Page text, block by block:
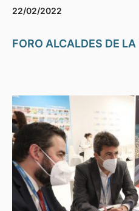
22/02/2022
FORO ALCALDES DE